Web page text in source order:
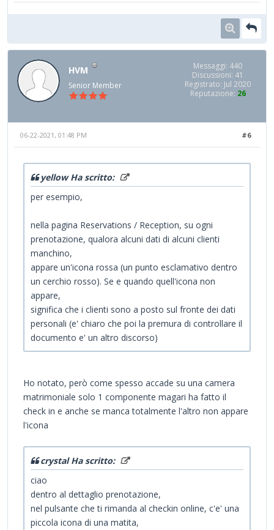
HVM
Senior Member
Messaggi: 440
Discussioni: 41
Registrato: Jul 2020
Reputazione: 26
#6
06-22-2021, 01:48 PM
yellow Ha scritto:
per esempio,
nella pagina Reservations / Reception, su ogni
prenotazione, qualora alcuni dati di alcuni clienti
manchino,
appare un'icona rossa (un punto esclamativo dentro
un cerchio rosso). Se e quando quell'icona non
appare,
significa che i clienti sono a posto sul fronte dei dati
personali (e' chiaro che poi la premura di controllare il
documento e' un altro discorso)
Ho notato, però come spesso accade su una camera
matrimoniale solo 1 componente magari ha fatto il
check in e anche se manca totalmente l'altro non appare
l'icona
crystal Ha scritto:
ciao
dentro al dettaglio prenotazione,
nel pulsante che ti rimanda al checkin online, c'e' una
piccola icona di una matita,